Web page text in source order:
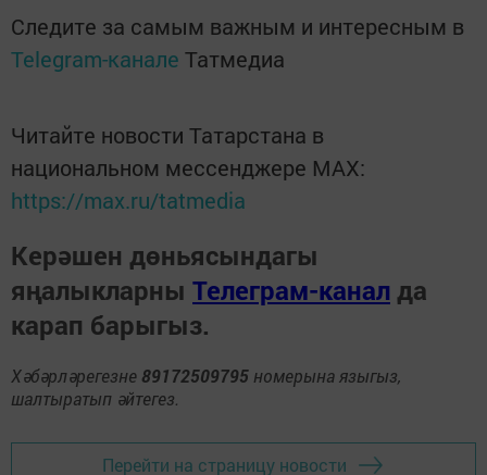
Следите за самым важным и интересным в
Telegram-канале Татмедиа
Читайте новости Татарстана в
национальном мессенджере MАХ:
https://max.ru/tatmedia
Керәшен дөньясындагы
яңалыкларны Телеграм-канал да
карап барыгыз.
Хәбәрләрегезне 89172509795 номерына языгыз,
шалтыратып әйтегез.
Перейти на страницу новости